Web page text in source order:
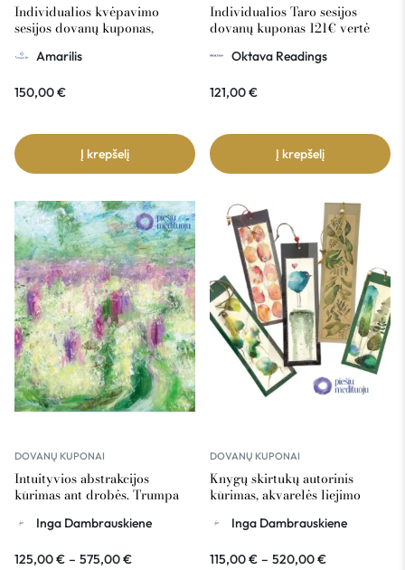
Individualios kvėpavimo
sesijos dovanų kuponas,
Amarilis
150,00€
Į krepšelį
Individualios Taro sesijos
dovanų kuponas 121€ vertė
Oktava Readings
121,00€
Į krepšelį
DOVANŲ KUPONAI
Intuityvios abstrakcijos
kūrimas ant drobės. Trumpa
kuponas
Inga Dambrauskiene
125,00€ – 575,00€
DOVANŲ KUPONAI
Knygų skirtukų autorinis
kūrimas, akvarelės liejimo
Inga Dambrauskiene
115,00€ – 520,00€